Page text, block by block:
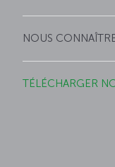
NOUS
TÉLÉCHARGER